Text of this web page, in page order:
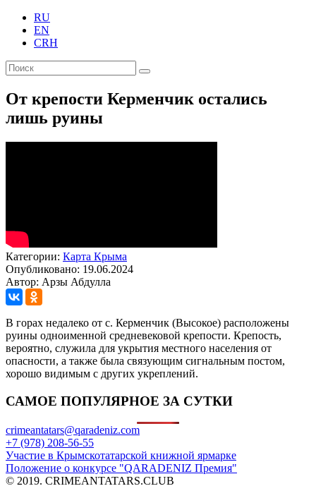
RU
EN
CRH
От крепости Керменчик остались
лишь руины
Категории: Карта Крыма
Опубликовано: 19.06.2024
Автор: Арзы Абдулла
В горах недалеко от с. Керменчик (Высокое) расположены
руины одноименной средневековой крепости. Крепость,
вероятно, служила для укрытия местного населения от
опасности, а также была связующим сигнальным постом,
хорошо видимым с других укреплений.
САМОЕ ПОПУЛЯРНОЕ ЗА СУТКИ
crimeantatars@qaradeniz.com
+7 (978) 208-56-55
Участие в Крымскотатарской книжной ярмарке
Положение о конкурсе "QARADENIZ Премия"
© 2019. CRIMEANTATARS.CLUB